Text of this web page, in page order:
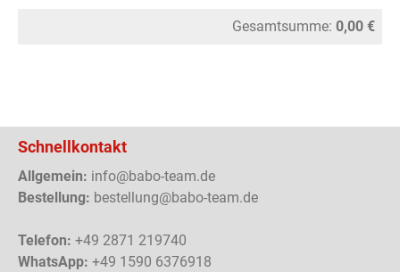
Gesamtsumme: 0,00 €
Schnellkontakt
Allgemein: info@babo-team.de
Bestellung: bestellung@babo-team.de
Telefon: +49 2871 219740
WhatsApp: +49 1590 6376918